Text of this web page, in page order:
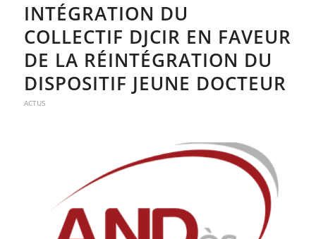
INTÉGRATION DU
COLLECTIF DJCIR EN FAVEUR
DE LA RÉINTÉGRATION DU
DISPOSITIF JEUNE DOCTEUR
ACTUS